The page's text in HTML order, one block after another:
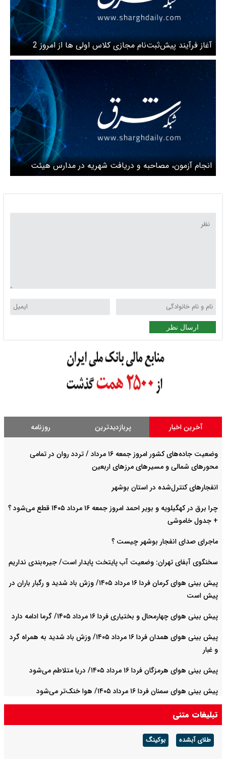
آغاز فرآیند پیش‌ثبت‌نام مجازی کلاس اولی ها از امروز 2
خرداد 1405 + لینک
انجام آزمون، مصاحبه و دریافت شهریه در مدارس هیئت
امنایی ممنوع شد
ارسال نظر
آخرین اخبار پربازدیدترین روزنامه
وضعیت جاده‌های کشور امروز جمعه ۱۶ مرداد / تردد روان در تمامی
محورهای شمالی و مسیرهای مرزهای اربعین
انفجارهای کنترل‌شده در استان بوشهر
چرا برق در کهگیلویه و بویر احمد امروز جمعه ۱۶ مرداد ۱۴۰۵ قطع می‌شود ؟
+ جدول خاموشی
ماجرای صدای انفجار بوشهر چیست ؟
سخنگوی آبفای تهران: وضعیت آب پایتخت پایدار است/ جیره‌بندی نداریم
پیش بینی هوای کرمان فردا ۱۶ مرداد ۱۴۰۵/ وزش باد شدید و رگبار باران در
پیش است
پیش بینی هوای چهارمحال و بختیاری فردا ۱۶ مرداد ۱۴۰۵/ گرما ادامه دارد
پیش بینی هوای همدان فردا ۱۶ مرداد ۱۴۰۵/ وزش باد شدید به همراه گرد
و غبار
پیش بینی هوای هرمزگان فردا ۱۶ مرداد ۱۴۰۵/ دریا متلاطم می‌شود
پیش بینی هوای سمنان فردا ۱۶ مرداد ۱۴۰۵/ هوا خنک‌تر می‌شود
تبلیغات متنی
طلای آبشده بوکینگ